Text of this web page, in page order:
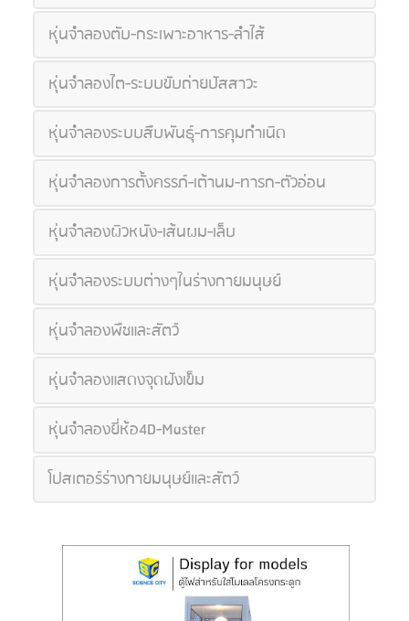
หุ่นจำลองตับ-กระเพาะอาหาร-ลำไส้
หุ่นจำลองไต-ระบบขับถ่ายปัสสาวะ
หุ่นจำลองระบบสืบพันธุ์-การคุมกำเนิด
หุ่นจำลองการตั้งครรภ์-เต้านม-ทารก-ตัวอ่อน
หุ่นจำลองผิวหนัง-เส้นผม-เล็บ
หุ่นจำลองระบบต่างๆในร่างกายมนุษย์
หุ่นจำลองพืชและสัตว์
หุ่นจำลองแสดงจุดฝังเข็ม
หุ่นจำลองยี่ห้อ4D-Master
โปสเตอร์ร่างกายมนุษย์และสัตว์